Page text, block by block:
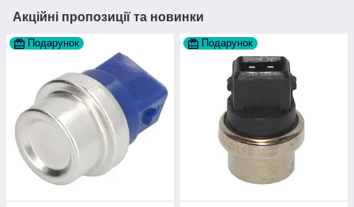
Акційні пропозиції та новинки
Подарунок Подарунок